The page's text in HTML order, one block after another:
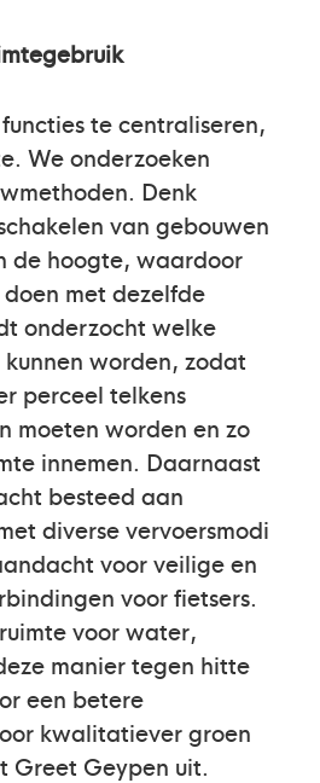
te centraliseren,
We onderzoeken
Denk
van gebouwen
de hoogte, waardoor
met dezelfde
onderzocht welke
worden, zodat
perceel telkens
moeten worden en zo
innemen. Daarnaast
besteed aan
diverse vervoersmodi
voor veilige en
voor fietsers.
voor water,
manier tegen hitte
een betere
kwalitatiever groen
Greet Geypen uit.